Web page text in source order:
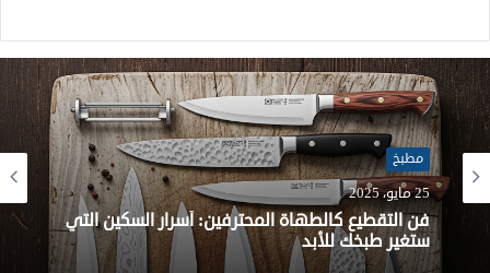
مطبخ
25 مايو، 2025
فن التقطيع كالطهاة المحترفين: أسرار السكين التي
ستغير طبخك للأبد